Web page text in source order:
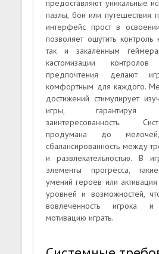
предоставляют уникальные
пазлы, бои или путешествия
интерфейс прост в
позволяет ощутить
так и закалённым
кастомизации
предпочтения делают
комфортным для каждого.
достижений стимулирует
игры, гарантируя
заинтересованность.
продумана до мелочей,
сбалансированность между
и развлекательностью. В
элементы прогресса,
умений героев или
уровней и возможностей,
вовлечённость игрока и
мотивацию играть.